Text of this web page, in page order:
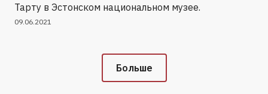
Тарту в Эстонском национальном музее.
09.06.2021
Больше